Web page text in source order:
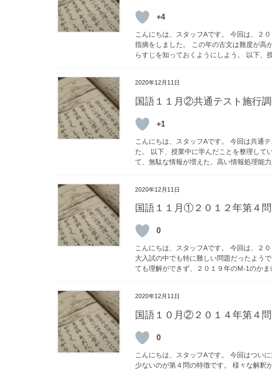
+4
こんにちは、スタッフAです。 今回は、２
指摘をしました。 この年の古文は難度が高
らすじを知っておくようにしよう。 以下、
2020年12月11日
国語１１月②共通テスト施行
+1
こんにちは、スタッフAです。 今回は共通
た。 以下、授業中に学んだことを整理して
て、無駄な情報が増えた。高い情報処理能
2020年12月11日
国語１１月①２０１２年第４問
0
こんにちは、スタッフAです。 今回は、２
大入試の中でも特に難しい問題だったよう
ても理解ができず、２０１９年のM-1のか
2020年12月11日
国語１０月②２０１４年第４問
0
こんにちは、スタッフAです。 今回はつい
少ないのが第４問の特徴です。 様々な解釈